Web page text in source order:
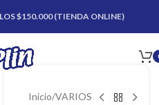
$150.000 (TIENDA ONLINE)
Inicio VARIOS